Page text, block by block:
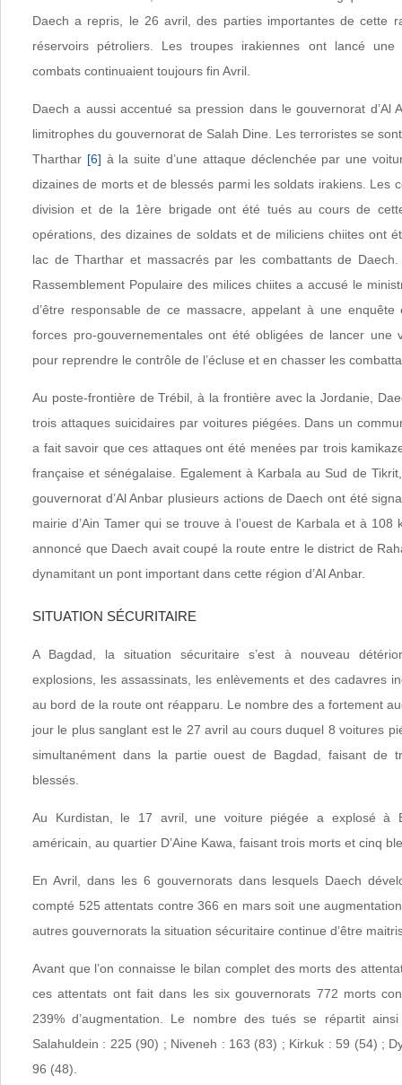
Daech a repris, le 26 avril, des parties importantes de cette
réservoirs pétroliers. Les troupes irakiennes ont lancé une
combats continuaient toujours fin Avril.
Daech a aussi accentué sa pression dans le gouvernorat d’Al
limitrophes du gouvernorat de Salah Dine. Les terroristes se
Tharthar [6] à la suite d’une attaque déclenchée par une
dizaines de morts et de blessés parmi les soldats irakiens. Les
division et de la 1ère brigade ont été tués au cours de
opérations, des dizaines de soldats et de miliciens chiites ont
lac de Tharthar et massacrés par les combattants de
Rassemblement Populaire des milices chiites a accusé le
d’être responsable de ce massacre, appelant à une
forces pro-gouvernementales ont été obligées de lancer une
pour reprendre le contrôle de l’écluse et en chasser les
Au poste-frontière de Trébil, à la frontière avec la Jordanie,
trois attaques suicidaires par voitures piégées. Dans un
a fait savoir que ces attaques ont été menées par trois
française et sénégalaise. Egalement à Karbala au Sud de
gouvernorat d’Al Anbar plusieurs actions de Daech ont été
mairie d’Ain Tamer qui se trouve à l’ouest de Karbala et à
annoncé que Daech avait coupé la route entre le district de
dynamitant un pont important dans cette région d’Al Anbar.
SITUATION SÉCURITAIRE
A Bagdad, la situation sécuritaire s’est à nouveau
explosions, les assassinats, les enlèvements et des cadavres
au bord de la route ont réapparu. Le nombre des a fortement
jour le plus sanglant est le 27 avril au cours duquel 8 voitures
simultanément dans la partie ouest de Bagdad, faisant de
blessés.
Au Kurdistan, le 17 avril, une voiture piégée a explosé à
américain, au quartier D’Aine Kawa, faisant trois morts et cinq
En Avril, dans les 6 gouvernorats dans lesquels Daech
compté 525 attentats contre 366 en mars soit une
autres gouvernorats la situation sécuritaire continue d’être
Avant que l’on connaisse le bilan complet des morts des
ces attentats ont fait dans les six gouvernorats 772 morts
239% d’augmentation. Le nombre des tués se répartit
Salahuldein : 225 (90) ; Niveneh : 163 (83) ; Kirkuk : 59 (54) ;
96 (48).